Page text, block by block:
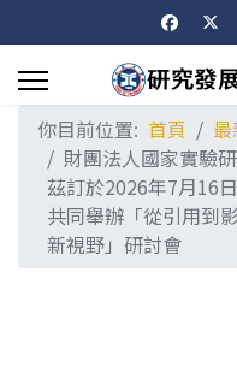
你目前位置: 首頁
財團法人國家實驗
茲訂於2026年7月16
共同舉辦「從引用到
新視野」研討會